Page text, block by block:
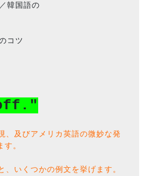
韓国語の
コツ
、及びアメリカ英語の微妙な発
。
、いくつかの例文を挙げます。